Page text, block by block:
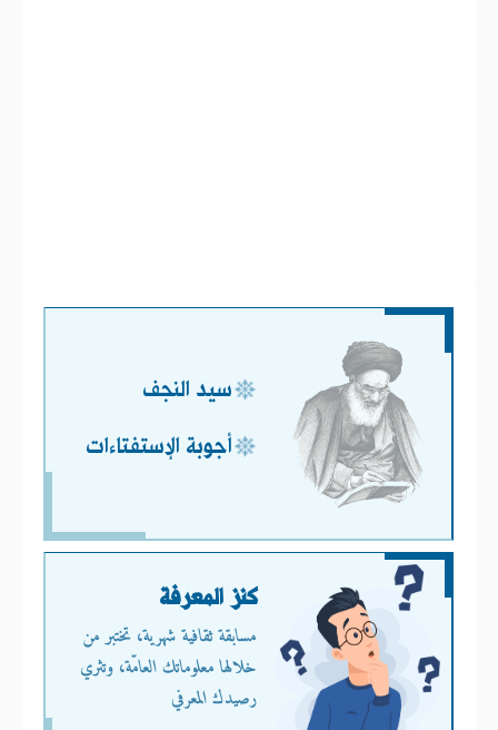
سيد النجف
أجوبة الإستفتاءات
كنز المعرفة
مسابقة ثقافية شهرية، تختبر من
خلالها معلوماتك العامّة، وتثري
رصيدك المعرفي